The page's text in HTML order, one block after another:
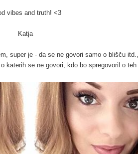
vibes and truth! <3
Katja
super je - da se ne govori samo o blišču
katerih se ne govori, kdo bo spregovoril o